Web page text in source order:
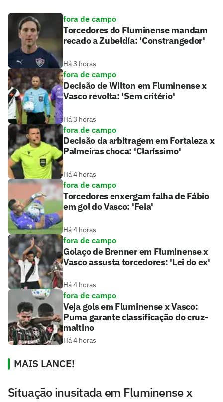
fora de campo
Torcedores do Fluminense mandam
recado a Zubeldía: 'Constrangedor'
Há 3 horas
fora de campo
Decisão de Wilton em Fluminense x
Vasco revolta: 'Sem critério'
Há 3 horas
fora de campo
Decisão da arbitragem em Fortaleza x
Palmeiras choca: 'Claríssimo'
Há 4 horas
fora de campo
Torcedores enxergam falha de Fábio
em gol do Vasco: 'Feia'
Há 4 horas
fora de campo
Golaço de Brenner em Fluminense x
Vasco assusta torcedores: 'Lei do ex'
Há 4 horas
fora de campo
Veja gols em Fluminense x Vasco:
Puma garante classificação do cruz-
maltino
Há 4 horas
MAIS LANCE!
Situação inusitada em Fluminense x